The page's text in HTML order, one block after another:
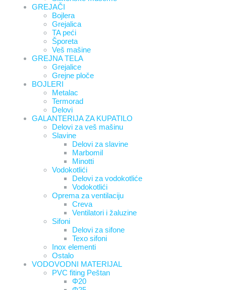
GREJAČI
Bojlera
Grejalica
TA peći
Šporeta
Veš mašine
GREJNA TELA
Grejalice
Grejne ploče
BOJLERI
Metalac
Termorad
Delovi
GALANTERIJA ZA KUPATILO
Delovi za veš mašinu
Slavine
Delovi za slavine
Marbomil
Minotti
Vodokotlići
Delovi za vodokotliće
Vodokotlići
Oprema za ventilaciju
Creva
Ventilatori i žaluzine
Sifoni
Delovi za sifone
Texo sifoni
Inox elementi
Ostalo
VODOVODNI MATERIJAL
PVC fiting Peštan
Φ20